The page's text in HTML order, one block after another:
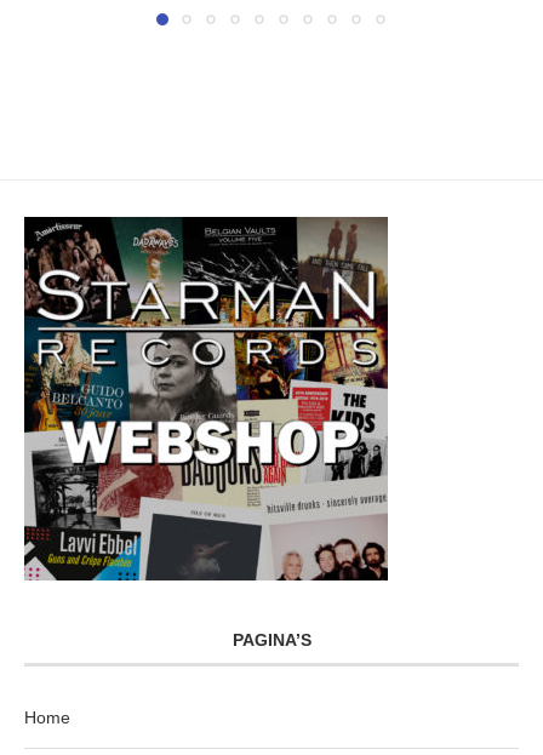
PAGINA’S
Home